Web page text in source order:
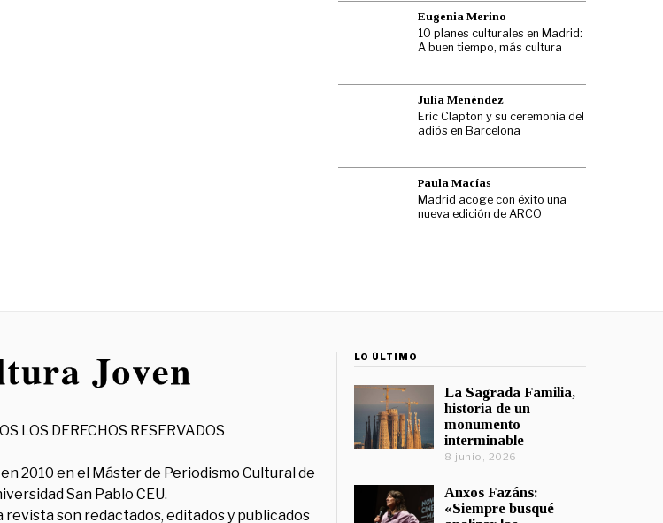
Eugenia Merino
10 planes culturales en Madrid:
A buen tiempo, más cultura
Julia Menéndez
Eric Clapton y su ceremonia del
adiós en Barcelona
Paula Macías
Madrid acoge con éxito una
nueva edición de ARCO
LOS DERECHOS RESERVADOS
2010 en el Máster de Periodismo Cultural de
San Pablo CEU.
revista son redactados, editados y publicados
LO ÚLTIMO
La Sagrada Familia,
historia de un
monumento
interminable
8 junio, 2026
Anxos Fazáns:
«Siempre busqué